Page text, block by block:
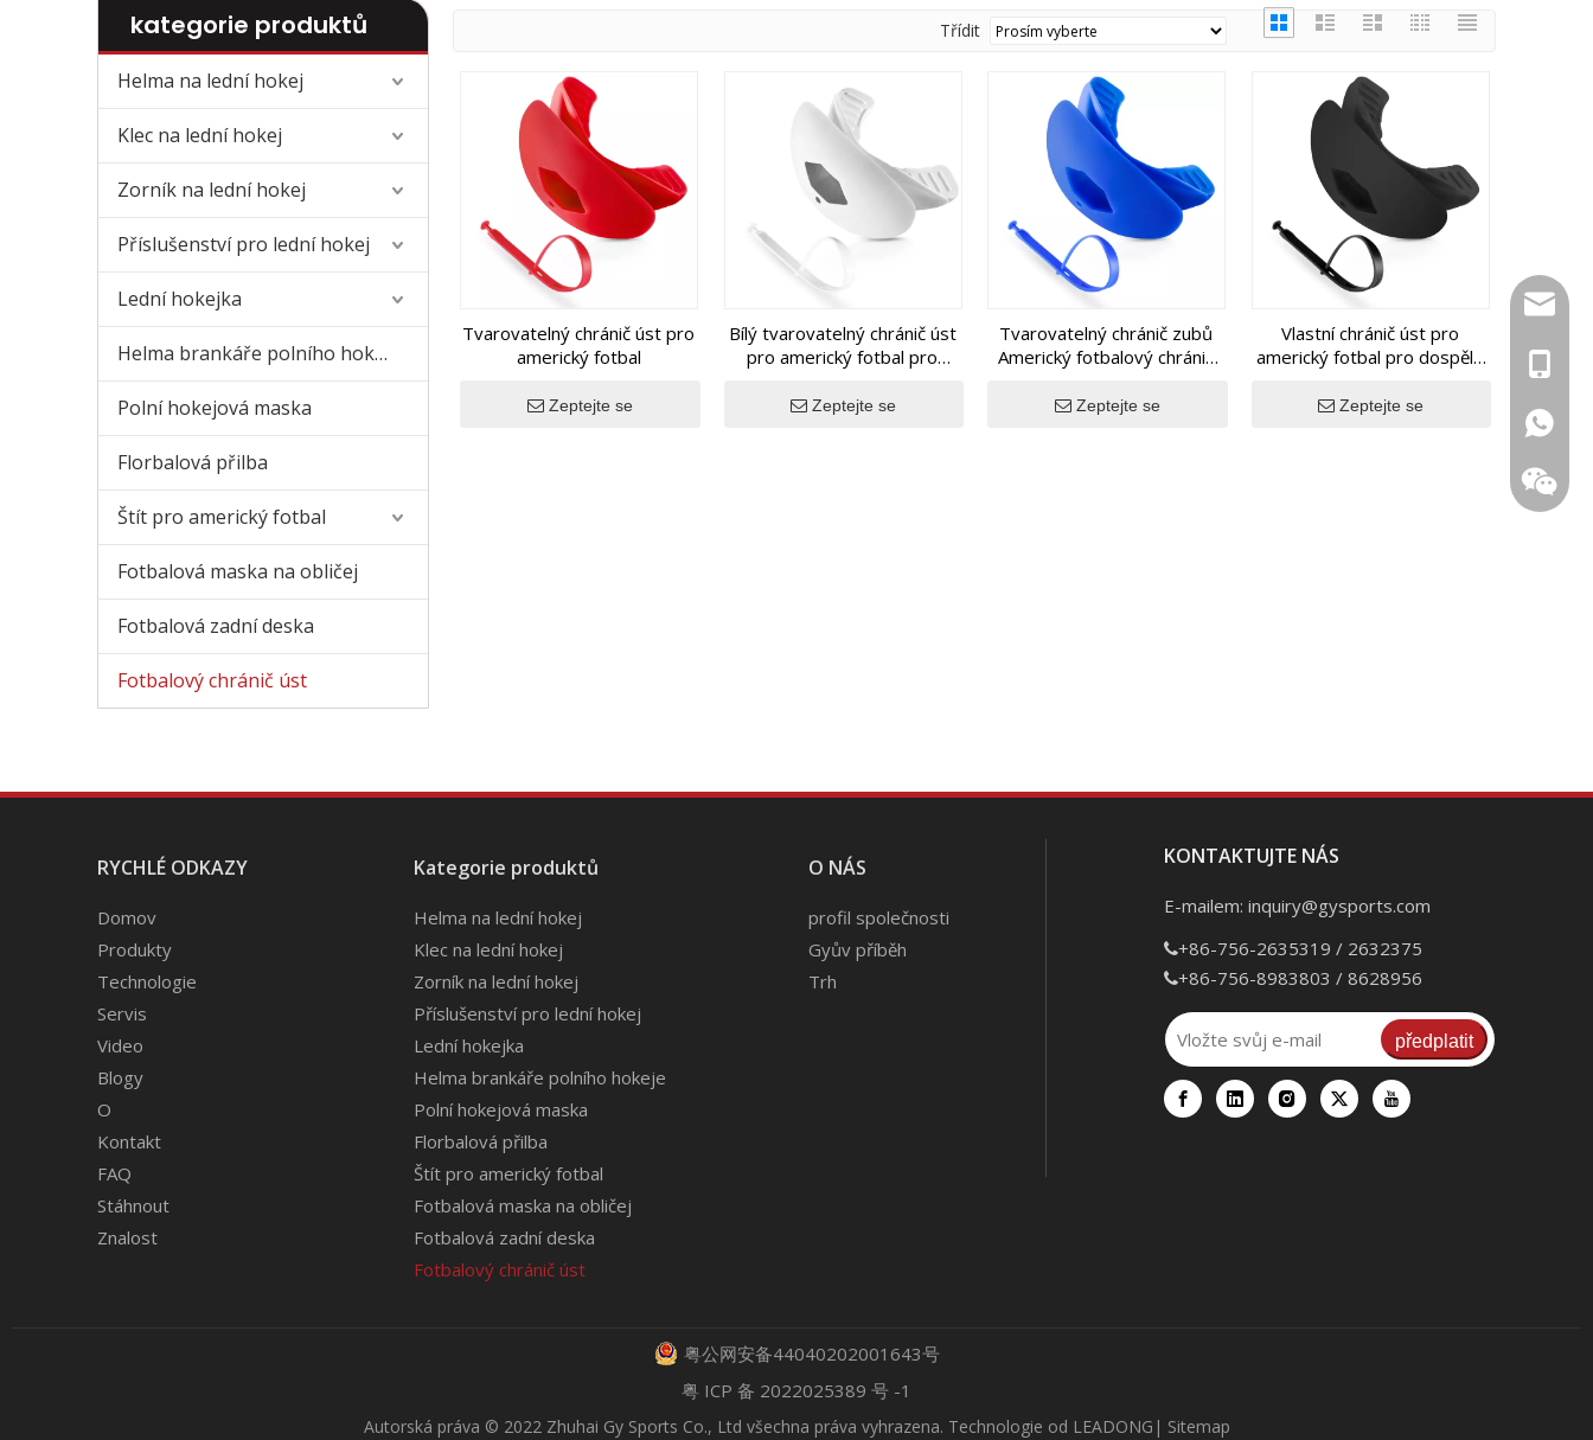
kategorie produktů
Helma na lední hokej
Klec na lední hokej
Zorník na lední hokej
Příslušenství pro lední hokej
Lední hokejka
Helma brankáře polního hokeje
Polní hokejová maska
Florbalová přilba
Štít pro americký fotbal
Fotbalová maska ​​na obličej
Fotbalová zadní deska
Fotbalový chránič úst
Třídit
Tvarovatelný chránič úst pro
americký fotbal
Zeptejte se
Bílý tvarovatelný chránič úst
pro americký fotbal pro
Zeptejte se
Tvarovatelný chránič zubů
Americký fotbalový chránič
Zeptejte se
Vlastní chránič úst pro
americký fotbal pro dospělé
Zeptejte se
RYCHLÉ ODKAZY
Domov
Produkty
Technologie
Servis
Video
Blogy
O
Kontakt
FAQ
Stáhnout
Znalost
Kategorie produktů
Helma na lední hokej
Klec na lední hokej
Zorník na lední hokej
Příslušenství pro lední hokej
Lední hokejka
Helma brankáře polního hokeje
Polní hokejová maska
Florbalová přilba
Štít pro americký fotbal
Fotbalová maska ​​na obličej
Fotbalová zadní deska
Fotbalový chránič úst
O NÁS
profil společnosti
Gyův příběh
Trh
KONTAKTUJTE NÁS
E-mailem: inquiry@gysports.com
+86-756-2635319 / 2632375
+86-756-8983803 / 8628956
předplatit
+1
+86
粤公网安备44040202001643号
粤 ICP 备 2022025389 号 -1
Autorská práva © 2022 Zhuhai Gy Sports Co., Ltd všechna práva vyhrazena. Technologie od LEADONG | Sitemap